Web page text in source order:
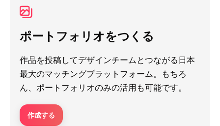
ポートフォリオをつくる
作品を投稿してデザインチームとつながる日本
最大のマッチングプラットフォーム。もちろ
ん、ポートフォリオのみの活用も可能です。
作成する